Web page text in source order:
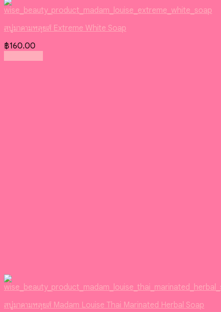
สบู่มาดามหลุยส์ Extreme White Soap
฿160.00
สบู่มาดามหลุยส์ Madam Louise Thai Marinated Herbal Soap